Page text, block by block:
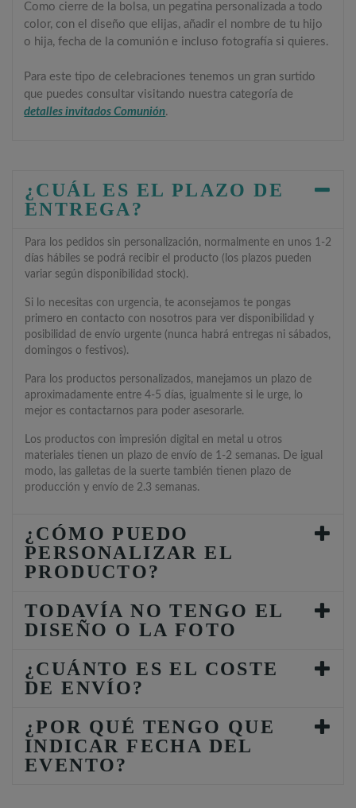
Como cierre de la bolsa, un pegatina personalizada a todo
color, con el diseño que elijas, añadir el nombre de tu hijo
o hija, fecha de la comunión e incluso fotografía si quieres.
Para este tipo de celebraciones tenemos un gran surtido
que puedes consultar visitando nuestra categoría de
detalles invitados Comunión.
¿CUÁL ES EL PLAZO DE
ENTREGA?
Para los pedidos sin personalización, normalmente en unos 1-2
días hábiles se podrá recibir el producto (los plazos pueden
variar según disponibilidad stock).
Si lo necesitas con urgencia, te aconsejamos te pongas
primero en contacto con nosotros para ver disponibilidad y
posibilidad de envío urgente (nunca habrá entregas ni sábados,
domingos o festivos).
Para los productos personalizados, manejamos un plazo de
aproximadamente entre 4-5 días, igualmente si le urge, lo
mejor es contactarnos para poder asesorarle.
Los productos con impresión digital en metal u otros
materiales tienen un plazo de envío de 1-2 semanas. De igual
modo, las galletas de la suerte también tienen plazo de
producción y envío de 2.3 semanas.
¿CÓMO PUEDO
PERSONALIZAR EL
PRODUCTO?
TODAVÍA NO TENGO EL
DISEÑO O LA FOTO
¿CUÁNTO ES EL COSTE
DE ENVÍO?
¿POR QUÉ TENGO QUE
INDICAR FECHA DEL
EVENTO?